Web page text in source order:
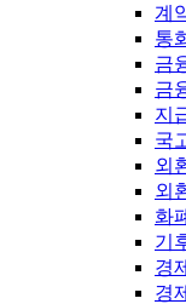
계
통
금
금
지
국
외
외
화폐
기
경
경